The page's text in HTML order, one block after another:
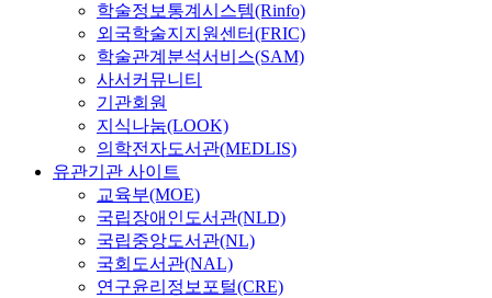
학술정보통계시스템(Rinfo)
외국학술지지원센터(FRIC)
학술관계분석서비스(SAM)
사서커뮤니티
기관회원
지식나눔(LOOK)
의학전자도서관(MEDLIS)
유관기관 사이트
교육부(MOE)
국립장애인도서관(NLD)
국립중앙도서관(NL)
국회도서관(NAL)
연구윤리정보포털(CRE)